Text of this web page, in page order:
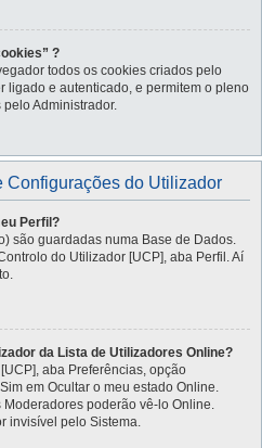
?
todos os cookies criados pelo
ligado e autenticado, e permitem o pleno
Administrador.
Configurações do Utilizador
Perfil?
são guardadas numa Base de Dados.
do Utilizador [UCP], aba Perfil. Aí
da Lista de Utilizadores Online?
aba Preferências, opção
em Ocultar o meu estado Online.
Moderadores poderão vê-lo Online.
invisível pelo Sistema.